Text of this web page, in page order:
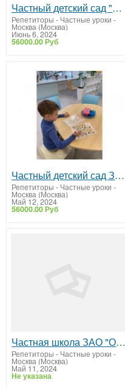
Частный детский сад "Образование Плюс I"
Репетиторы - Частные уроки -
Москва (Москва)
Июнь 6, 2024
56000.00 Руб
Частный детский сад ЗАО "ОБРАЗОВАНИЕ ПЛЮС...I"
Репетиторы - Частные уроки -
Москва (Москва)
Май 12, 2024
56000.00 Руб
Частная школа ЗАО "Образование Плюс...I"
Репетиторы - Частные уроки -
Москва (Москва)
Май 11, 2024
Не указана